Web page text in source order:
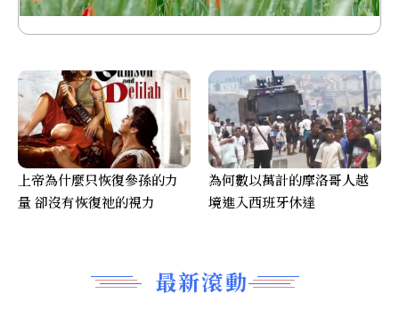
最新滾動
上帝為什麼只恢復參孫的力
量 卻沒有恢復祂的視力
為何數以萬計的摩洛哥人越
境進入西班牙休達